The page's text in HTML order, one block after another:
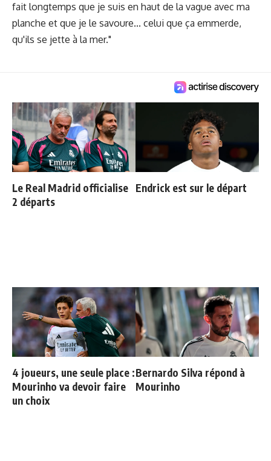
fait longtemps que je suis en haut de la vague avec ma
planche et que je le savoure... celui que ça emmerde,
qu'ils se jette à la mer."
Le Real Madrid officialise
2 départs
Endrick est sur le départ
4 joueurs, une seule place :
Mourinho va devoir faire
un choix
Bernardo Silva répond à
Mourinho